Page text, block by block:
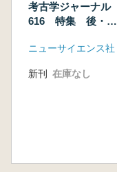
考古学ジャーナル
616 特集 後・終
ニューサイエンス社
新刊 在庫なし